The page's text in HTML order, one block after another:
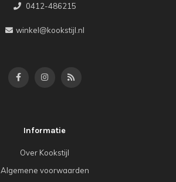
0412-486215
winkel@kookstijl.nl
Informatie
Over Kookstijl
Algemene voorwaarden